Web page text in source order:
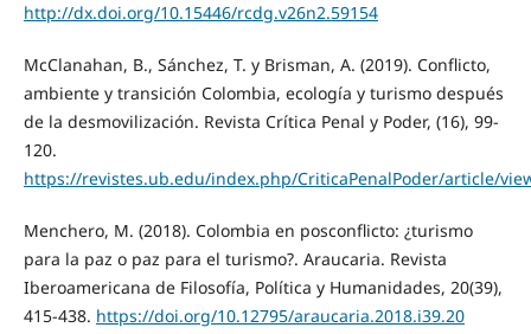
http://dx.doi.org/10.15446/rcdg.v26n2.59154
McClanahan, B., Sánchez, T. y Brisman, A. (2019). Conflicto,
ambiente y transición Colombia, ecología y turismo después
de la desmovilización. Revista Crítica Penal y Poder, (16), 99-
120.
https://revistes.ub.edu/index.php/CriticaPenalPoder/article/
Menchero, M. (2018). Colombia en posconflicto: ¿turismo
para la paz o paz para el turismo?. Araucaria. Revista
Iberoamericana de Filosofía, Política y Humanidades, 20(39),
415-438. https://doi.org/10.12795/araucaria.2018.i39.20